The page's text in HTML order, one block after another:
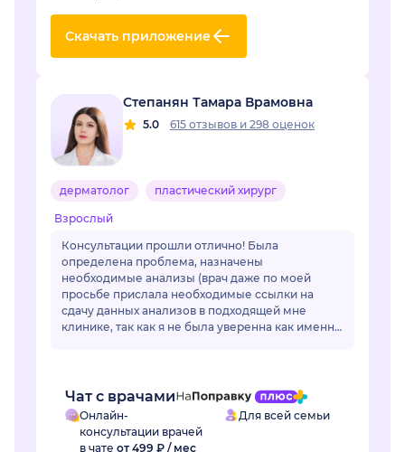
Скачать приложение
Степанян Тамара Врамовна
5.0 615 отзывов и 298 оценок
дерматолог пластический хирург
Взрослый
Консультации прошли отлично! Была
определена проблема, назначены
необходимые анализы (врач даже по моей
просьбе прислала необходимые ссылки на
сдачу данных анализов в подходящей мне
клинике, так как я не была уверенна как именно
Чат с врачами
Онлайн-
консультации врачей
в чате от 499 ₽ / мес
Для всей семьи